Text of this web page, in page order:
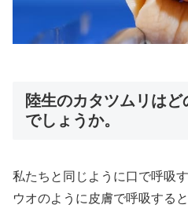
陸生のカタツムリは
でしょうか。
私たちと同じように口で呼吸
ウオのように皮膚で呼吸する